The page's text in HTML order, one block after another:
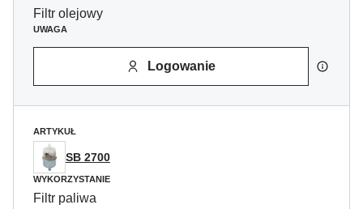
Filtr olejowy
UWAGA
Logowanie
ARTYKUŁ
SB 2700
WYKORZYSTANIE
Filtr paliwa